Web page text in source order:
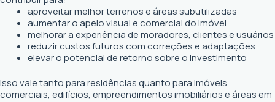
aproveitar melhor terrenos e áreas subutilizadas
aumentar o apelo visual e comercial do imóvel
melhorar a experiência de moradores, clientes e usuários
reduzir custos futuros com correções e adaptações
elevar o potencial de retorno sobre o investimento
Isso vale tanto para residências quanto para imóveis
comerciais, edifícios, empreendimentos imobiliários e áreas em